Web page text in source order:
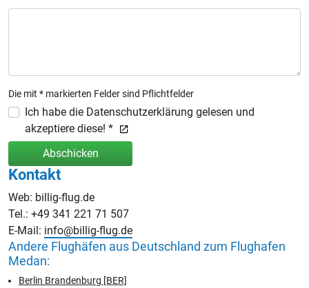
Die mit * markierten Felder sind Pflichtfelder
Ich habe die Datenschutzerklärung gelesen und
akzeptiere diese! *
Abschicken
Kontakt
Web: billig-flug.de
Tel.: +49 341 221 71 507
E-Mail: info@billig-flug.de
Andere Flughäfen aus Deutschland zum Flughafen
Medan:
Berlin Brandenburg [BER]